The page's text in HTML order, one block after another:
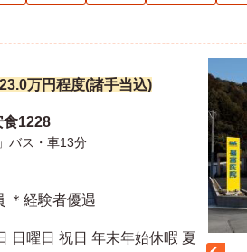
万円程度(諸手当込)
食1228
バス・車13分
＊経験者優遇
日曜日 祝日 年末年始休暇 夏